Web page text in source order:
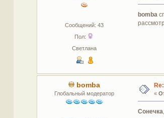
Сообщений: 43
Пол:
Светлана
bomba
bomba
Глобальный модератор «
Сонечка